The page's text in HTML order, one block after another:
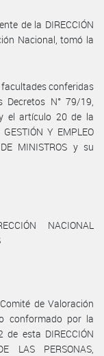
de la DIRECCIÓN
Nacional, tomó la
facultades conferidas
N° 79/19,
el artículo 20 de la
Y EMPLEO
MINISTROS y su
NACIONAL
de Valoración
conformado por la
esta DIRECCIÓN
LAS PERSONAS,